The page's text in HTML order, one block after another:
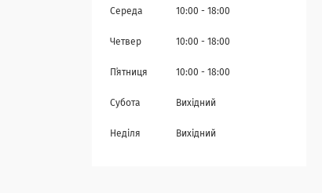
Середа 10:00 18:00
Четвер 10:00 18:00
Пʼятниця 10:00 18:00
Субота Вихідний
Неділя Вихідний